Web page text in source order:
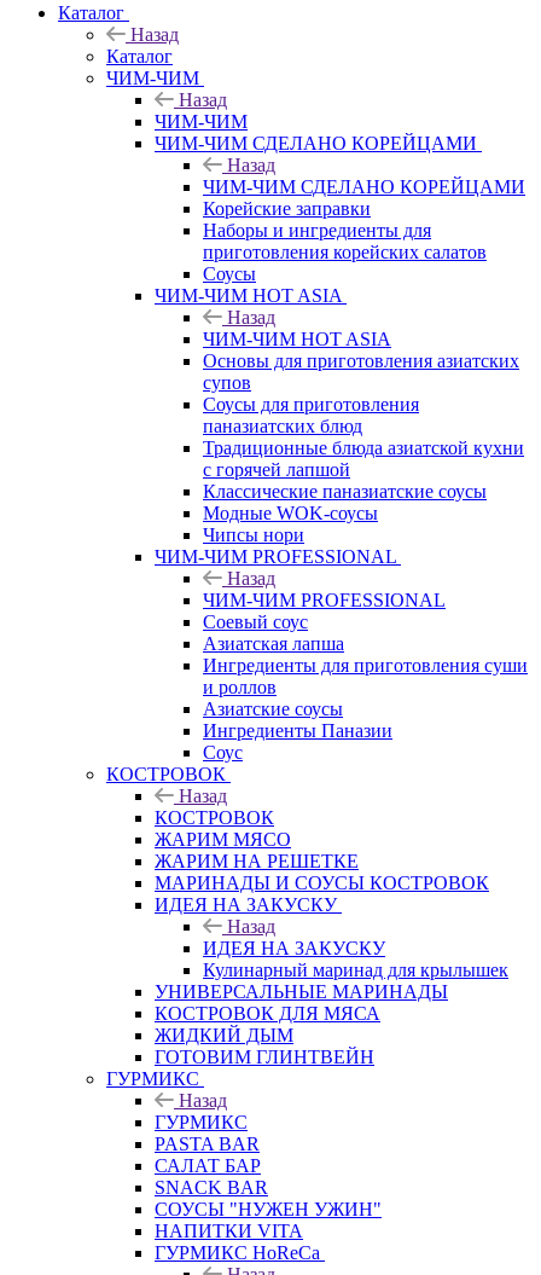
Каталог
Назад
Каталог
ЧИМ-ЧИМ
Назад
ЧИМ-ЧИМ
ЧИМ-ЧИМ СДЕЛАНО КОРЕЙЦАМИ
Назад
ЧИМ-ЧИМ СДЕЛАНО КОРЕЙЦАМИ
Корейские заправки
Наборы и ингредиенты для
приготовления корейских салатов
Соусы
ЧИМ-ЧИМ HOT ASIA
Назад
ЧИМ-ЧИМ HOT ASIA
Основы для приготовления азиатских
супов
Соусы для приготовления
паназиатских блюд
Традиционные блюда азиатской кухни
с горячей лапшой
Классические паназиатские соусы
Модные WOK-соусы
Чипсы нори
ЧИМ-ЧИМ PROFESSIONAL
Назад
ЧИМ-ЧИМ PROFESSIONAL
Соевый соус
Азиатская лапша
Ингредиенты для приготовления суши
и роллов
Азиатские соусы
Ингредиенты Паназии
Соус
КОСТРОВОК
Назад
КОСТРОВОК
ЖАРИМ МЯСО
ЖАРИМ НА РЕШЕТКЕ
МАРИНАДЫ И СОУСЫ КОСТРОВОК
ИДЕЯ НА ЗАКУСКУ
Назад
ИДЕЯ НА ЗАКУСКУ
Кулинарный маринад для крылышек
УНИВЕРСАЛЬНЫЕ МАРИНАДЫ
КОСТРОВОК ДЛЯ МЯСА
ЖИДКИЙ ДЫМ
ГОТОВИМ ГЛИНТВЕЙН
ГУРМИКС
Назад
ГУРМИКС
PASTA BAR
САЛАТ БАР
SNACK BAR
СОУСЫ "НУЖЕН УЖИН"
НАПИТКИ VITA
ГУРМИКС HoReCa